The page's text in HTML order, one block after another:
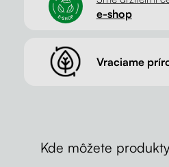
e-shop
Vraciame
Kde môžete